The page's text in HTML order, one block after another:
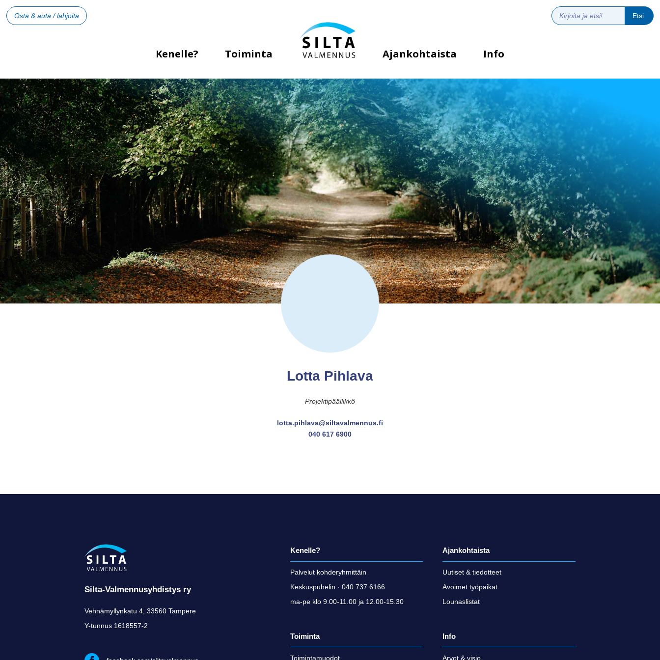
Kenelle? Toiminta Ajankohtaista Info
Osta & auta / lahjoita
Lotta Pihlava
Projektipäällikkö
lotta.pihlava@siltavalmennus.fi
040 617 6900
Silta-Valmennusyhdistys ry
Vehnämyllynkatu 4, 33560 Tampere
Y-tunnus 1618557-2
Kenelle?
Palvelut kohderyhmittäin
Keskuspuhelin · 040 737 6166
ma-pe klo 9.00-11.00 ja 12.00-15.30
Toiminta
Toimintamuodot
Ajankohtaista
Uutiset & tiedotteet
Avoimet työpaikat
Lounaslistat
Info
Arvot & visio